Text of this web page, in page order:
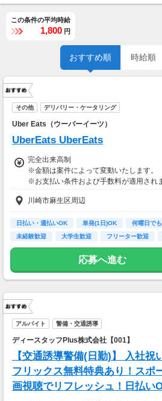
この条件の平均時給
1,800 円
おすすめ順 時給順
その他 デリバリー・ケータリング
Uber Eats（ウーバーイーツ）
UberEats UberEats
完全出来高制
※金額は案件によって変動いたします。
※お支払い条件および手数料が適用され
川崎市麻生区周辺
日払い・週払いOK 単発(1日)OK 何曜日で
未経験歓迎
大学生歓迎 フリーター歓迎
応募へ進む
アルバイト 警備・交通誘導
ディースタッフPlus株式会社【001】
【交通誘導警備(日勤)】 入社祝
フリックス無料特典あり！スポ
画視聴でリフレッシュ！日払い